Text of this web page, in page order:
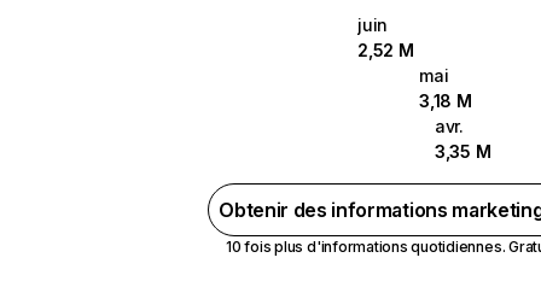
juin
2,52 M
mai
3,18 M
avr.
3,35 M
Obtenir des informations
10 fois plus d'informations quotidiennes.